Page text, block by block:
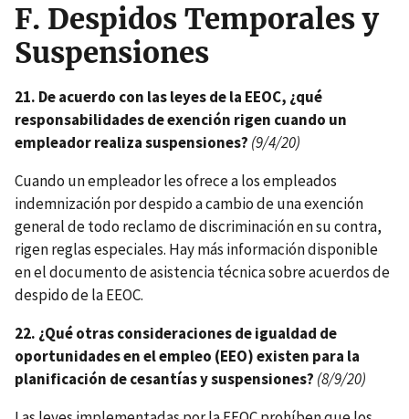
F. Despidos Temporales y
Suspensiones
21. De acuerdo con las leyes de la EEOC, ¿qué
responsabilidades de exención rigen cuando un
empleador realiza suspensiones? (9/4/20)
Cuando un empleador les ofrece a los empleados
indemnización por despido a cambio de una exención
general de todo reclamo de discriminación en su contra,
rigen reglas especiales. Hay más información disponible
en el documento de asistencia técnica sobre acuerdos de
despido de la EEOC.
22. ¿Qué otras consideraciones de igualdad de
oportunidades en el empleo (EEO) existen para la
planificación de cesantías y suspensiones? (8/9/20)